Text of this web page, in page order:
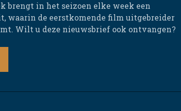
brengt in het seizoen elke week een
waarin de eerstkomende film uitgebreider
Wilt u deze nieuwsbrief ook ontvangen?